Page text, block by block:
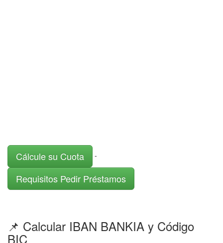
Cálcule su Cuota -
Requisitos Pedir Préstamos
📌 Calcular IBAN BANKIA y Código
BIC